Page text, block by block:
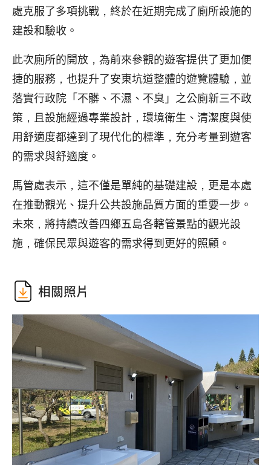
處克服了多項挑戰，終於在近期完成了廁所設施的
建設和驗收。
此次廁所的開放，為前來參觀的遊客提供了更加便
捷的服務，也提升了安東坑道整體的遊覽體驗，並
落實行政院「不髒、不濕、不臭」之公廁新三不政
策，且設施經過專業設計，環境衛生、清潔度與使
用舒適度都達到了現代化的標準，充分考量到遊客
的需求與舒適度。
馬管處表示，這不僅是單純的基礎建設，更是本處
在推動觀光、提升公共設施品質方面的重要一步。
未來，將持續改善四鄉五島各轄管景點的觀光設
施，確保民眾與遊客的需求得到更好的照顧。
相關照片